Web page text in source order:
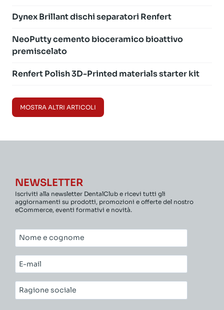
Dynex Brillant dischi separatori Renfert
NeoPutty cemento bioceramico bioattivo
premiscelato
Renfert Polish 3D-Printed materials starter kit
MOSTRA ALTRI ARTICOLI
NEWSLETTER
Iscriviti alla newsletter DentalClub e ricevi tutti gli
aggiornamenti su prodotti, promozioni e offerte del nostro
eCommerce, eventi formativi e novità.
Nome
e
cognome*
E-
mail*
Ragione
sociale*